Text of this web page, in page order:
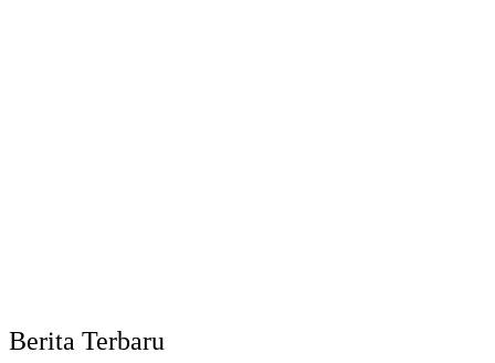
Berita Terbaru